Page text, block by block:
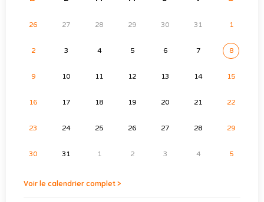
26 27 28 29 30 31 1
2 3 4 5 6 7 8
9 10 11 12 13 14 15
16 17 18 19 20 21 22
23 24 25 26 27 28 29
30 31 1 2 3 4 5
Voir le calendrier complet >